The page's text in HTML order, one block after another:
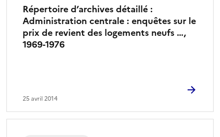
Répertoire d’archives détaillé :
Administration centrale : enquêtes sur le
prix de revient des logements neufs …,
1969-1976
25 avril 2014